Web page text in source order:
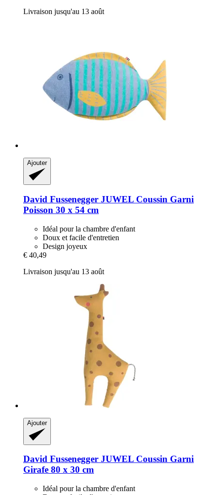
Livraison jusqu'au 13 août
Ajouter
David Fussenegger JUWEL Coussin Garni
Poisson 30 x 54 cm
Idéal pour la chambre d'enfant
Doux et facile d'entretien
Design joyeux
€ 40,49
Livraison jusqu'au 13 août
Ajouter
David Fussenegger JUWEL Coussin Garni
Girafe 80 x 30 cm
Idéal pour la chambre d'enfant